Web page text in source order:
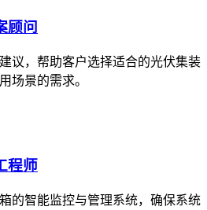
顾问
议，帮助客户选择适合的光伏集装
场景的需求。
程师
的智能监控与管理系统，确保系统